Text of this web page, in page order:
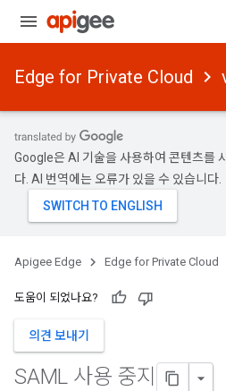
Edge for Private Cloud
Google은 AI 기술을 사용하여 콘텐츠를
다. AI 번역에는 오류가 있을 수 있습니다.
Apigee Edge Edge for Private Cloud
도움이 되었나요?
의견 보내기
SAML 사용 중지